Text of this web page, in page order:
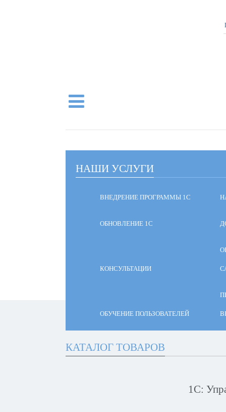
НАШИ УСЛУГИ
ВНЕДРЕНИЕ ПРОГРАММЫ 1С
ОБНОВЛЕНИЕ 1С
КОНСУЛЬТАЦИИ
ОБУЧЕНИЕ ПОЛЬЗОВАТЕЛЕЙ
КАТАЛОГ ТОВАРОВ
1С: